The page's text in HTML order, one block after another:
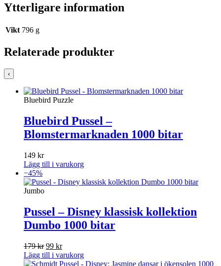
Ytterligare information
Vikt 796 g
Relaterade produkter
‹
Bluebird Puzzle
Bluebird Pussel –
Blomstermarknaden 1000 bitar
149 kr
Lägg till i varukorg
−45%
Jumbo
Pussel – Disney klassisk kollektion
Dumbo 1000 bitar
179kr Det
ursprungliga
priset
99 krDet
nuvarande
priset
Lägg till i varukorg